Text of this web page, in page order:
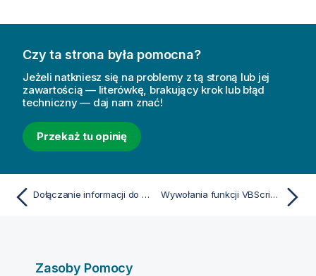
Czy ta strona była pomocna?
Jeżeli natkniesz się na problemy z tą stroną lub jej
zawartością — literówkę, brakujący krok lub błąd
techniczny — daj nam znać!
Przekaż tu opinię
Dołączanie informacji do wartości pól Wywołania funkcji VBScript ze skryptu
Zasoby Pomocy